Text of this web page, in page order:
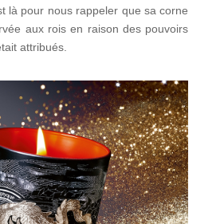
là pour nous rappeler que sa corne
aux rois en raison des pouvoirs
attribués.